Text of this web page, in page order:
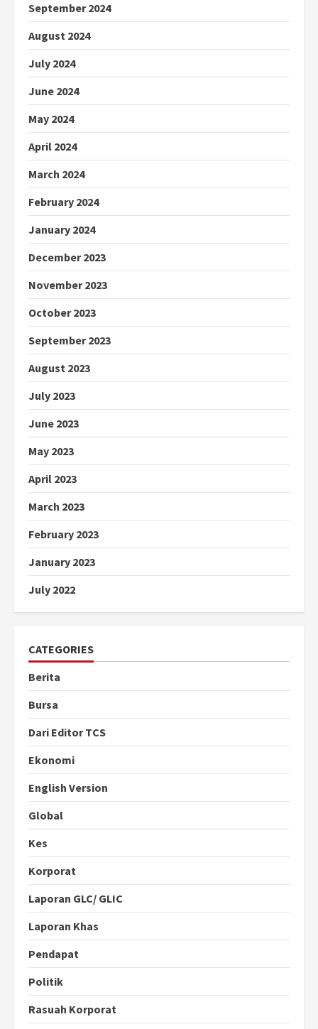
September 2024
August 2024
July 2024
June 2024
May 2024
April 2024
March 2024
February 2024
January 2024
December 2023
November 2023
October 2023
September 2023
August 2023
July 2023
June 2023
May 2023
April 2023
March 2023
February 2023
January 2023
July 2022
CATEGORIES
Berita
Bursa
Dari Editor TCS
Ekonomi
English Version
Global
Kes
Korporat
Laporan GLC/ GLIC
Laporan Khas
Pendapat
Politik
Rasuah Korporat